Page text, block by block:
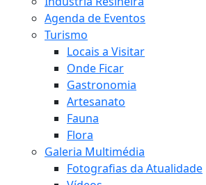
Agenda de Eventos
Turismo
Locais a Visitar
Onde Ficar
Gastronomia
Artesanato
Fauna
Flora
Galeria Multimédia
Fotografias da Atualidade